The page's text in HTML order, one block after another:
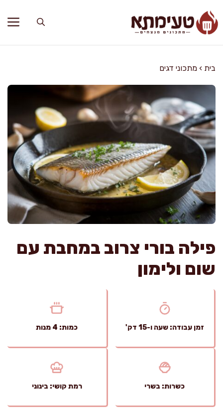
לתוכן
בית › מתכוני דגים
פילה בורי צרוב במחבת עם
שום ולימון
זמן עבודה: שעה ו-15 דק' כמות: 4 מנות
כשרות: בשרי רמת קושי: בינוני